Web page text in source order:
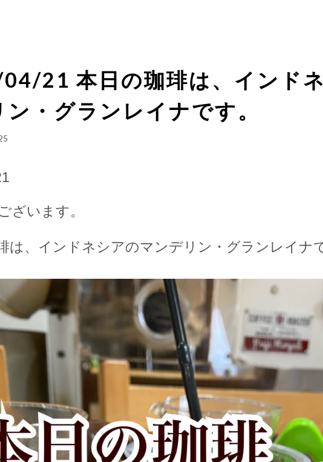
21 本日の珈琲は、インド
ン・グランレイナです。
ざいます。
は、インドネシアのマンデリン・グランレイナ